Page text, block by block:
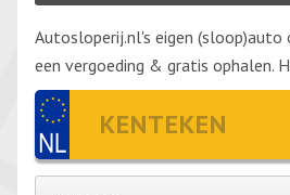
Autosloperij.nl's eigen
een vergoeding & gratis ophalen.